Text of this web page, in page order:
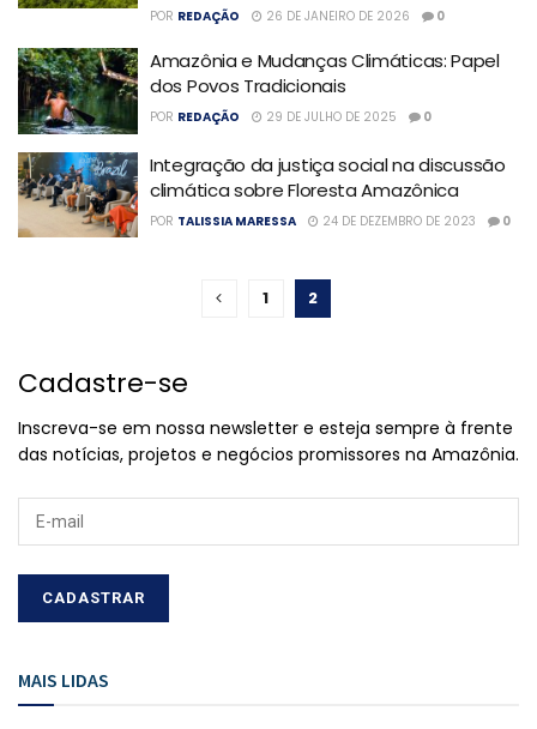
POR REDAÇÃO 26 DE JANEIRO DE 2026 0
Amazônia e Mudanças Climáticas: Papel
dos Povos Tradicionais
POR REDAÇÃO 29 DE JULHO DE 2025 0
Integração da justiça social na discussão
climática sobre Floresta Amazônica
POR TALISSIA MARESSA 24 DE DEZEMBRO DE 2023 0
1 2
Cadastre-se
Inscreva-se em nossa newsletter e esteja sempre à frente
das notícias, projetos e negócios promissores na Amazônia.
MAIS LIDAS